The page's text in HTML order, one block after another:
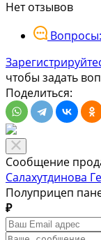
Нет отзывов
чтобы задать
Поделиться:
Сообщение
Салахутдинова
Полуприцеп
₽